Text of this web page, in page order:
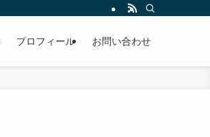
プロフィール お問い合わせ